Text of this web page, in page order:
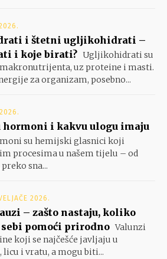
i štetni ugljikohidrati –
i koje birati? Ugljikohidrati su
uz proteine i masti.
za organizam, posebno...
hormoni i kakvu ulogu imaju
su hemijski glasnici koji
procesima u našem tijelu – od
sna...
2026.
– zašto nastaju, koliko
pomoći prirodno Valunzi
koji se najčešće javljaju u
i vratu, a mogu biti...